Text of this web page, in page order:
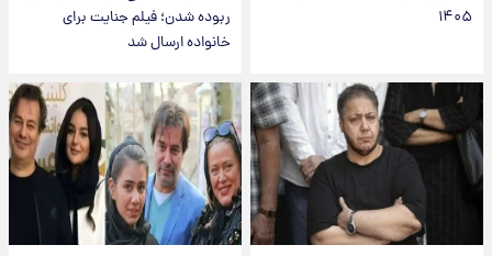
۱۴۰۵
ربوده شدن؛ فیلم جنایت برای
خانواده ارسال شد